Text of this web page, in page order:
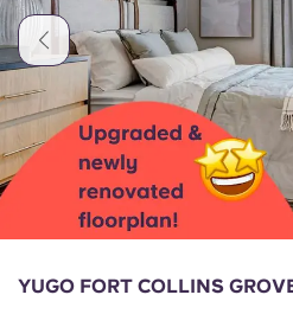
Compte
English
Sélectionnez un pays
Réservez
Català
Italian
Portuguese
YUGO FORT COLLINS